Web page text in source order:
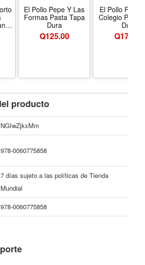
El Pollo Pepe Y Las
Formas Pasta Tapa
Dura
Q125.00
El Pollo Pepe
Colegio Pasta
Dura
Q179.00
producto
NGIwZjkxMm
978-0060775858
7 días sujeto a las políticas de Tienda
Mundial
978-0060775858